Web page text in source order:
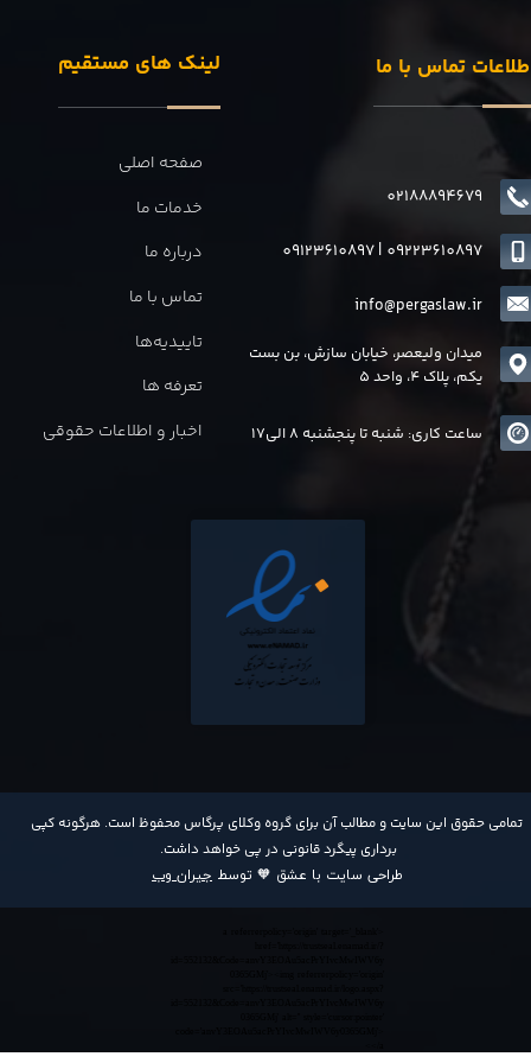
​تمامی حقوق این سایت و مطالب آن برای گروه وکلای پرگاس محفوظ است. هرگونه کپی
برداری پیگرد قانونی در پی خواهد داشت​​​​​​​.
طراحی سایت با عشق 🧡 توسط جیران وب
لینک های مستقیم
صفحه اصلی
خدمات ما
درباره ما
تماس با ما
تاییدیه‌ها
تعرفه ها
اخبار و اطلاعات حقوقی
تماس با ما
02188894679
info@pergaslaw.ir
09123610897| 09223610897
میدان ولیعصر، خیابان سازش، بن بست
یکم، پلاک 4، واحد 5
ساعت کاری: شنبه تا پنجشنبه 8 الی17